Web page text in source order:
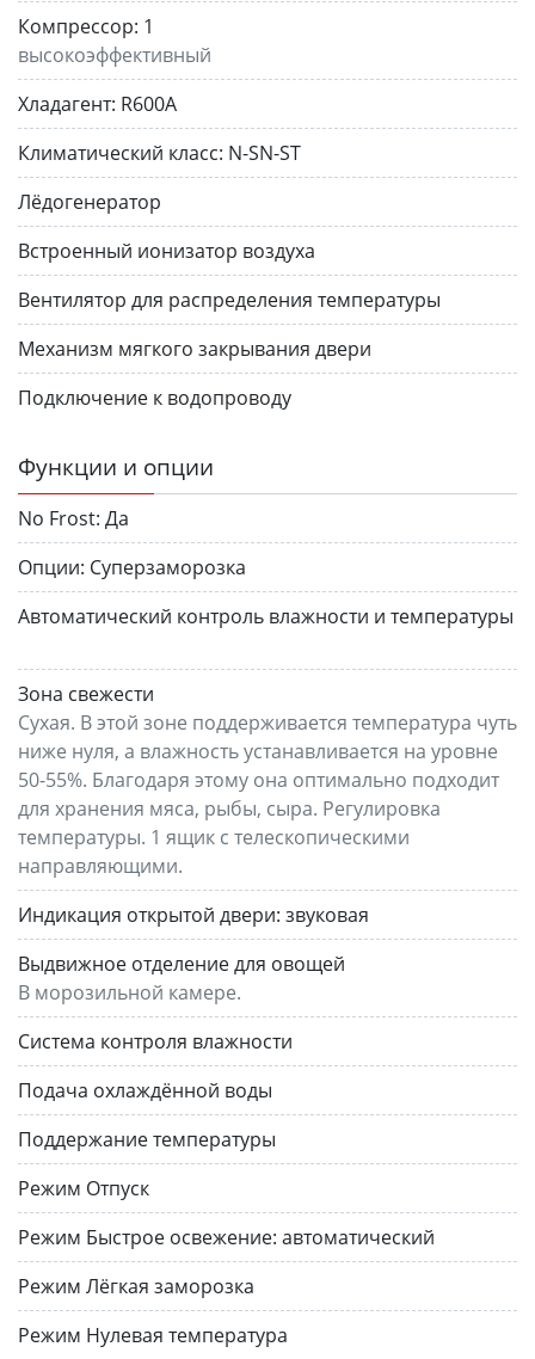
Компрессор: 1
высокоэффективный
Хладагент: R600A
Климатический класс: N-SN-ST
Лёдогенератор
Встроенный ионизатор воздуха
Вентилятор для распределения температуры
Механизм мягкого закрывания двери
Подключение к водопроводу
Функции и опции
No Frost: Да
Опции: Суперзаморозка
Автоматический контроль влажности и температуры
Зона свежести
Сухая. В этой зоне поддерживается температура чуть
ниже нуля, а влажность устанавливается на уровне
50-55%. Благодаря этому она оптимально подходит
для хранения мяса, рыбы, сыра. Регулировка
температуры. 1 ящик с телескопическими
направляющими.
Индикация открытой двери: звуковая
Выдвижное отделение для овощей
В морозильной камере.
Система контроля влажности
Подача охлаждённой воды
Поддержание температуры
Режим Отпуск
Режим Быстрое освежение: автоматический
Режим Лёгкая заморозка
Режим Нулевая температура